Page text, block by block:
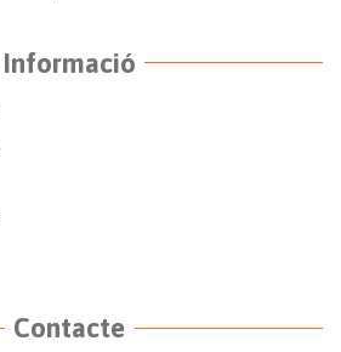
Informació
Contacte